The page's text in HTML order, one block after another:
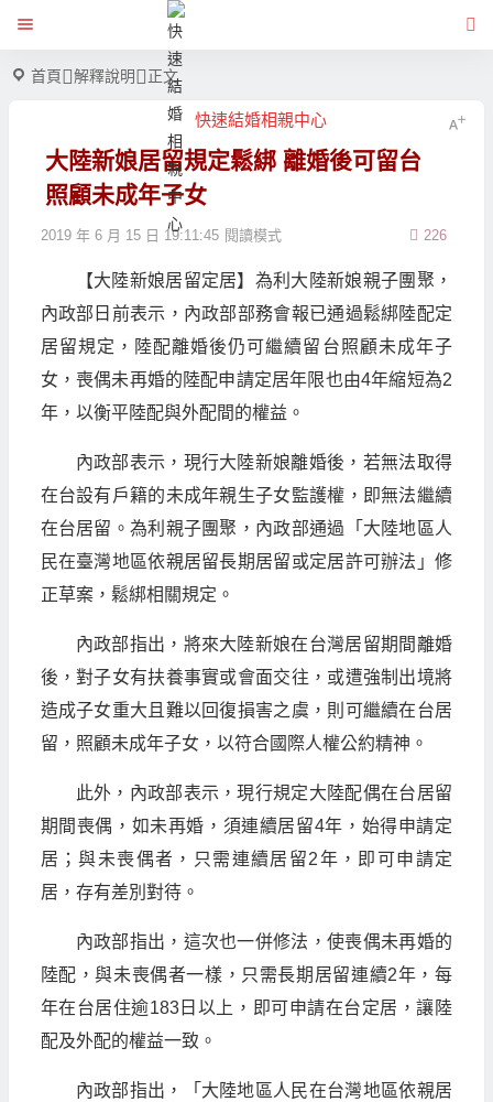
快速結婚相親中心
首頁 解釋說明 正文
大陸新娘居留規定鬆綁 離婚後可留台
照顧未成年子女
2019 年 6 月 15 日 19:11:45 226
閱讀模式
【大陸新娘居留定居】為利大陸新娘親子團聚，
內政部日前表示，內政部部務會報已通過鬆綁陸配定
居留規定，陸配離婚後仍可繼續留台照顧未成年子
女，喪偶未再婚的陸配申請定居年限也由4年縮短為2
年，以衡平陸配與外配間的權益。
內政部表示，現行大陸新娘離婚後，若無法取得
在台設有戶籍的未成年親生子女監護權，即無法繼續
在台居留。為利親子團聚，內政部通過「大陸地區人
民在臺灣地區依親居留長期居留或定居許可辦法」修
正草案，鬆綁相關規定。
內政部指出，將來大陸新娘在台灣居留期間離婚
後，對子女有扶養事實或會面交往，或遭強制出境將
造成子女重大且難以回復損害之虞，則可繼續在台居
留，照顧未成年子女，以符合國際人權公約精神。
此外，內政部表示，現行規定大陸配偶在台居留
期間喪偶，如未再婚，須連續居留4年，始得申請定
居；與未喪偶者，只需連續居留2年，即可申請定
居，存有差別對待。
內政部指出，這次也一併修法，使喪偶未再婚的
陸配，與未喪偶者一樣，只需長期居留連續2年，每
年在台居住逾183日以上，即可申請在台定居，讓陸
配及外配的權益一致。
內政部指出，「大陸地區人民在台灣地區依親居